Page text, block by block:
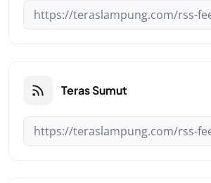
Teras Sumut